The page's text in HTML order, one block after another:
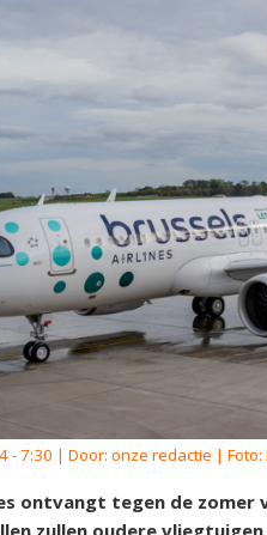
- 7:30 | Door: onze redactie |
ontvangt tegen de zomer
zullen oudere